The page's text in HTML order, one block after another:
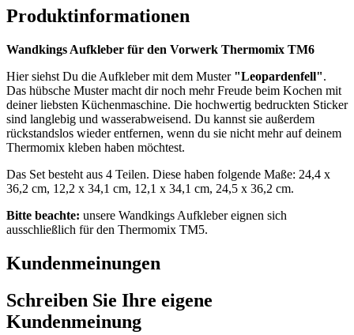
Produktinformationen
Wandkings Aufkleber für den Vorwerk Thermomix TM6
Hier siehst Du die Aufkleber mit dem Muster "Leopardenfell".
Das hübsche Muster macht dir noch mehr Freude beim Kochen mit
deiner liebsten Küchenmaschine. Die hochwertig bedruckten Sticker
sind langlebig und wasserabweisend. Du kannst sie außerdem
rückstandslos wieder entfernen, wenn du sie nicht mehr auf deinem
Thermomix kleben haben möchtest.
Das Set besteht aus 4 Teilen. Diese haben folgende Maße: 24,4 x
36,2 cm, 12,2 x 34,1 cm, 12,1 x 34,1 cm, 24,5 x 36,2 cm.
Bitte beachte: unsere Wandkings Aufkleber eignen sich
ausschließlich für den Thermomix TM5.
Kundenmeinungen
Schreiben Sie Ihre eigene
Kundenmeinung